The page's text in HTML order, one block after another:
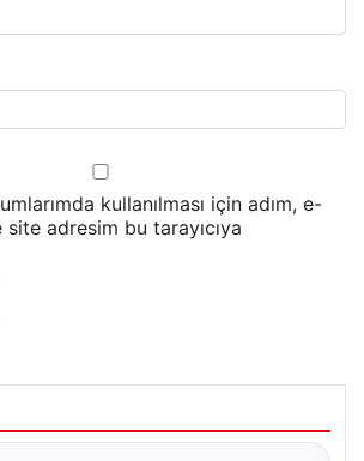
kullanılması için adım, e-
adresim bu tarayıcıya